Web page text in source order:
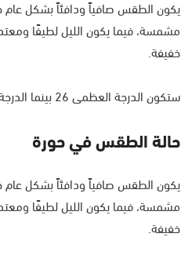
يكون الطقس صافياً ودافئاً بشكل عام
مشمسة، فيما يكون الليل لطيفًا
خفيفة.
ستكون الدرجة العظمى 26 بينما الدرجة الصغرى 13.
حالة الطقس في حورة
يكون الطقس صافياً ودافئاً بشكل عام
مشمسة، فيما يكون الليل لطيفًا
خفيفة.